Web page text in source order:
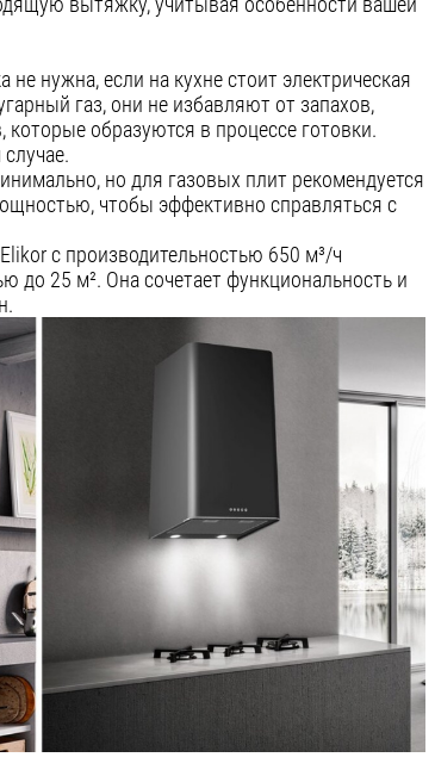
нужна, если на кухне стоит электрическая
газ, они не избавляют от запахов,
образуются в процессе готовки.
но для газовых плит рекомендуется
чтобы эффективно справляться с
с производительностью 650 м³/ч
до 25 м². Она сочетает функциональность и